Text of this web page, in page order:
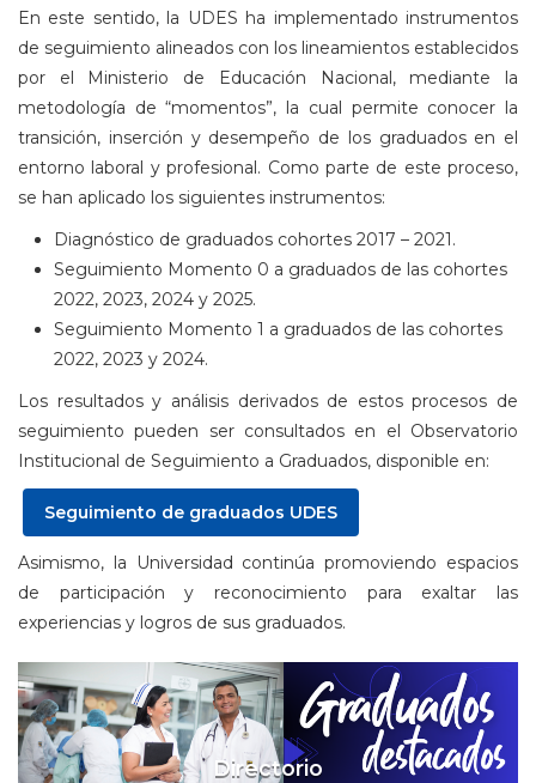
En este sentido, la UDES ha implementado instrumentos
de seguimiento alineados con los lineamientos establecidos
por el Ministerio de Educación Nacional, mediante la
metodología de “momentos”, la cual permite conocer la
transición, inserción y desempeño de los graduados en el
entorno laboral y profesional. Como parte de este proceso,
se han aplicado los siguientes instrumentos:
Diagnóstico de graduados cohortes 2017 – 2021.
Seguimiento Momento 0 a graduados de las cohortes
2022, 2023, 2024 y 2025.
Seguimiento Momento 1 a graduados de las cohortes
2022, 2023 y 2024.
Los resultados y análisis derivados de estos procesos de
seguimiento pueden ser consultados en el Observatorio
Institucional de Seguimiento a Graduados, disponible en:
Seguimiento de graduados UDES
Asimismo, la Universidad continúa promoviendo espacios
de participación y reconocimiento para exaltar las
experiencias y logros de sus graduados.
Directorio